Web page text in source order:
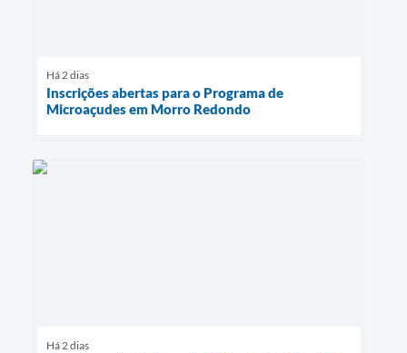
Há 2 dias
Inscrições abertas para o Programa de
Microaçudes em Morro Redondo
Há 2 dias